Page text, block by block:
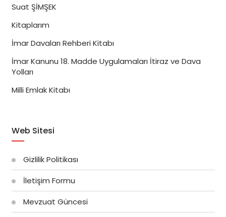
Suat ŞİMŞEK
Kitaplarım
İmar Davaları Rehberi Kitabı
İmar Kanunu 18. Madde Uygulamaları İtiraz ve Dava
Yolları
Milli Emlak Kitabı
Web Sitesi
Gizlilik Politikası
İletişim Formu
Mevzuat Güncesi